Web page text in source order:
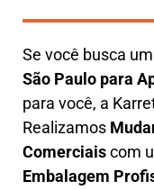
Se você busca
São Paulo para
para você, a
Realizamos M
Comerciaiscom
Embalagem